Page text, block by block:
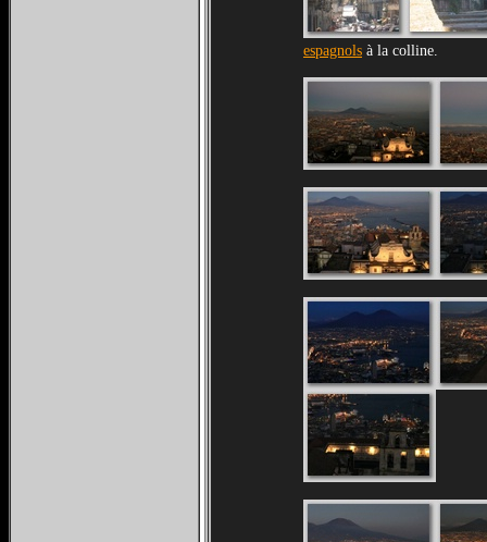
espagnols à la colline.